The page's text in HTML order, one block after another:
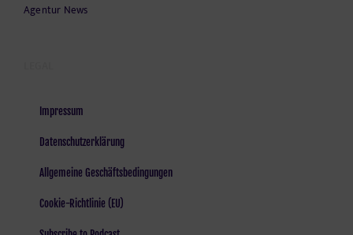
Agentur News
Impressum
Datenschutzerklärung
Allgemeine Geschäftsbedingungen
Cookie-Richtlinie (EU)